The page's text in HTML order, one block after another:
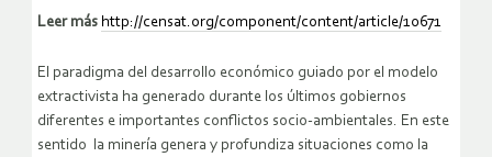
Leer más http://censat.org/component/content/article/10671
El paradigma del desarrollo económico guiado por el modelo
extractivista ha generado durante los últimos gobiernos
diferentes e importantes conflictos socio-ambientales. En este
sentido la minería genera y profundiza situaciones como la